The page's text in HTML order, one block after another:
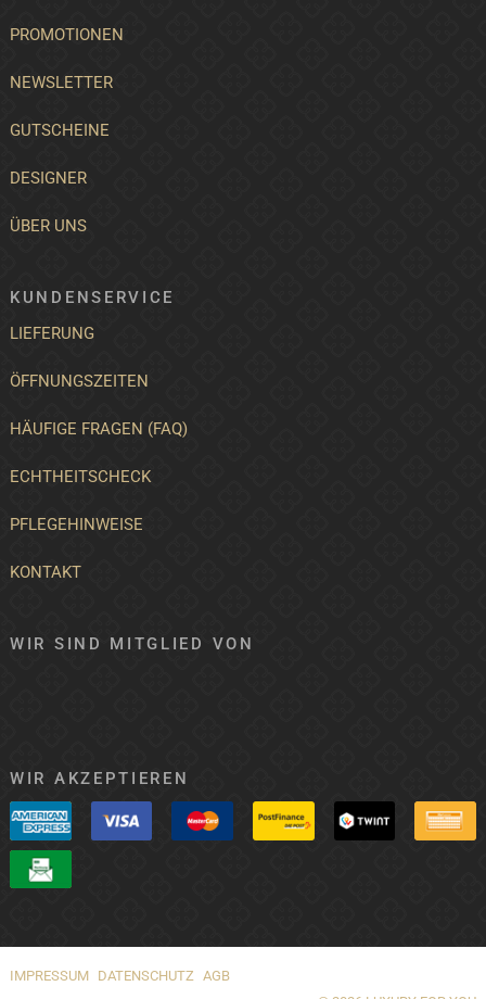
PROMOTIONEN
NEWSLETTER
GUTSCHEINE
DESIGNER
ÜBER UNS
KUNDENSERVICE
LIEFERUNG
ÖFFNUNGSZEITEN
HÄUFIGE FRAGEN (FAQ)
ECHTHEITSCHECK
PFLEGEHINWEISE
KONTAKT
WIR SIND MITGLIED VON
WIR AKZEPTIEREN
IMPRESSUM DATENSCHUTZ AGB